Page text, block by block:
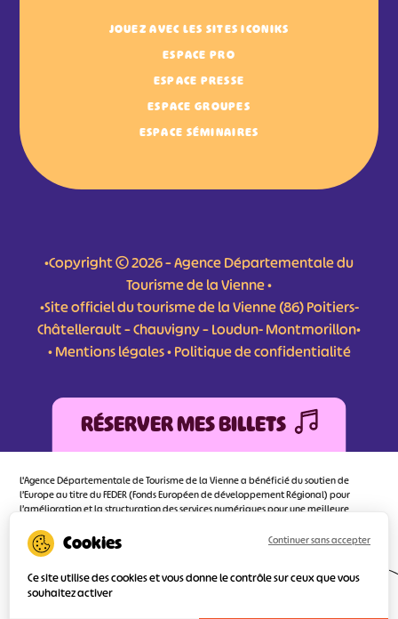
JOUEZ AVEC LES SITES ICONIKS
ESPACE PRO
ESPACE PRESSE
ESPACE GROUPES
ESPACE SÉMINAIRES
•Copyright © 2026 – Agence Départementale du
Tourisme de la Vienne •
•Site officiel du tourisme de la Vienne (86) Poitiers-
Châtellerault – Chauvigny – Loudun- Montmorillon•
•Mentions légales•Politique de confidentialité
RÉSERVER MES BILLETS
L'Agence Départementale de Tourisme de la Vienne a bénéficié du soutien de
l’Europe au titre du FEDER (Fonds Européen de développement Régional) pour
l’amélioration et la structuration des services numériques pour une meilleure
d’orienter au mieux le visiteur.
Ce site utilise des cookies et vous donne le contrôle sur ceux que vous
souhaitez activer
Continuer sans accepter